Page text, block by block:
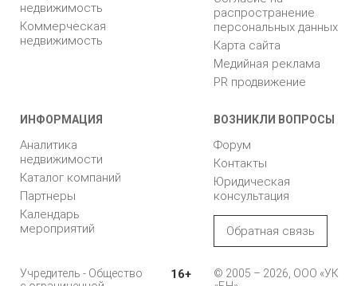
недвижимость
Коммерческая
недвижимость
распространение
персональных данных
Карта сайта
Медийная реклама
PR продвижение
ИНФОРМАЦИЯ
Аналитика
недвижимости
Каталог компаний
Партнеры
Календарь
мероприятий
ВОЗНИКЛИ ВОПРОСЫ
Форум
Контакты
Юридическая
консультация
Обратная связь
Учредитель - Общество
16+
© 2005 – 2026, ООО «УК